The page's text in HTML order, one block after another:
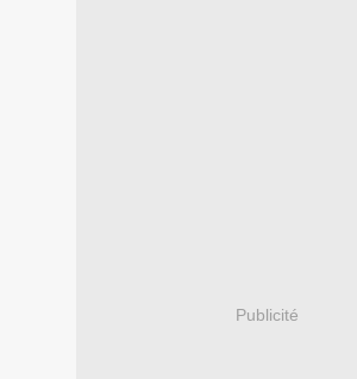
Publicité